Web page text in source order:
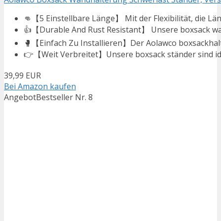
👊【5 Einstellbare Länge】 Mit der Flexibilität, die
👍【Durable And Rust Resistant】 Unsere boxsack
🥊【Einfach Zu Installieren】Der Aolawco
👉【Weit Verbreitet】Unsere boxsack ständer sind
39,99 EUR
Bei Amazon kaufen
AngebotBestseller Nr. 8